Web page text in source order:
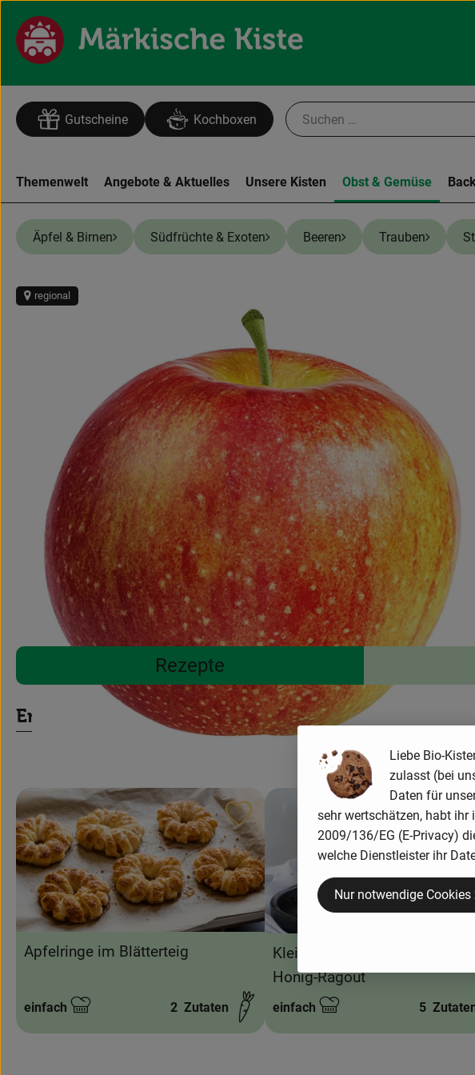
Gutscheine Kochboxen
Themenwelt Angebote & Aktuelles Unsere Kisten Obst & Gemüse
Äpfel & Birnen Südfrüchte & Exoten Beeren Trauben
regional
Rezepte
Entdecke passende Rezepte
Apfelringe im Blätterteig
Schwierigkeit:
einfach 2 Zutaten
Rezept zu Favouriten hinzufügen
Kleine Pfannkuchen mit Apfel-
Honig-Ragout
Schwierigkeit:
einfach 5
Liebe Bio-
zulasst (bei
Daten für
sehr wertschätzen, habt ihr
2009/136/EG (E-Privacy)
welche Dienstleister ihr
Nur notwendige Cookies